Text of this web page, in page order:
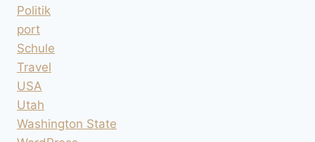
Politik
port
Schule
Travel
USA
Utah
Washington State